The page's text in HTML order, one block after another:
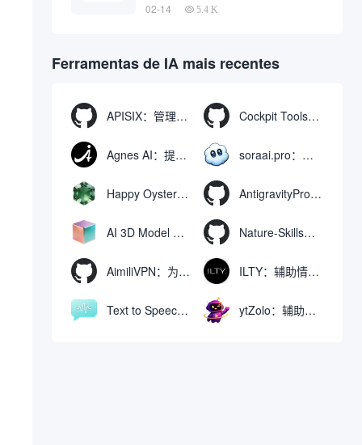
desencadeia uma onda de
02-14 5.4 K
Ferramentas de IA mais recentes
APISIX：管理和代理API及大模型流量的高性能网关 Cockpit Tools：管理多个AI编程IDE账号与配置多开独立实例的本地桌面应用
Agnes AI：提供全模态模型免费API、支持图文视频生成与复杂工程执行的智能体平台 soraai.pro：支持多模型文字转视频和图像生成的在线创作工具
Happy Oyster AI：生成可交互式3D虚拟世界与视频的大模型 AntigravityProxyLauncher：免TUN全局代理使用Antigravity IDE
AI 3D Model Generator：通过文本和图像快速生成3D模型的在线工具 Nature-Skills：辅助撰写学术论文和绘制科研图表的智能体插件
AimiliVPN：为Linux提供纯净出站家庭IP的VPN代理网关 ILTY：辅助情绪疏导与提供行动建议的AI陪伴工具
Text to Speech AI：支持多说话人与情感控制的文字转语音工具 ytZolo：辅助创建和优化YouTube视频内容的生成工具